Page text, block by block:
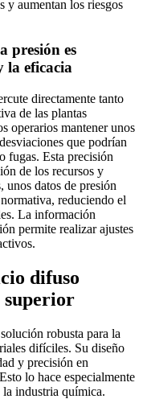
y aumentan los riesgos
presión es
la eficacia
directamente tanto
de las plantas
operarios mantener unos
que podrían
fugas. Esta precisión
de los recursos y
unos datos de presión
reduciendo el
La información
permite realizar ajustes
difuso
superior
robusta para la
difíciles. Su diseño
y precisión en
lo hace especialmente
la industria química.